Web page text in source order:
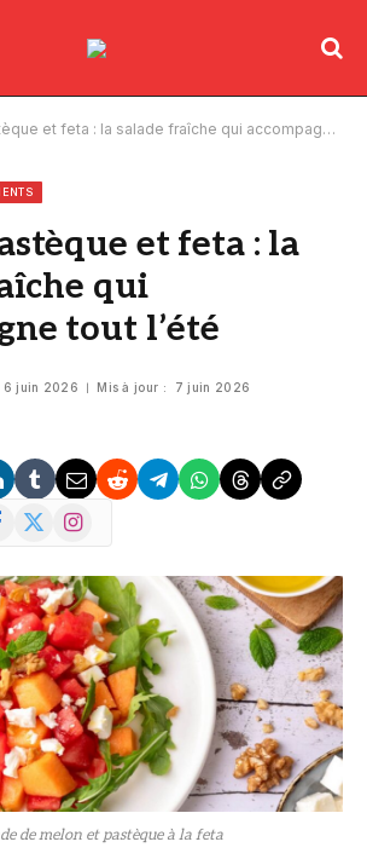
et feta : la salade fraîche qui accompagne tout l’été
et feta : la
qui
tout l’été
6 juin 2026 Mis à jour : 7 juin 2026
X
Instagram
de melon et pastèque à la feta